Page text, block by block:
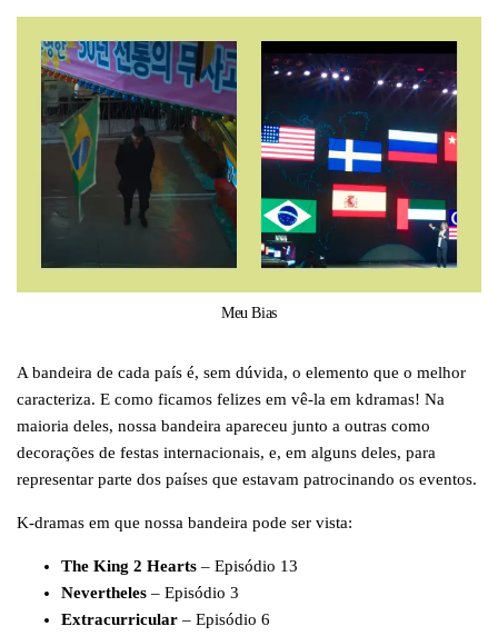
Meu Bias
A bandeira de cada país é, sem dúvida, o elemento que o melhor
caracteriza. E como ficamos felizes em vê-la em kdramas! Na
maioria deles, nossa bandeira apareceu junto a outras como
decorações de festas internacionais, e, em alguns deles, para
representar parte dos países que estavam patrocinando os eventos.
K-dramas em que nossa bandeira pode ser vista:
The King 2 Hearts – Episódio 13
Nevertheles – Episódio 3
Extracurricular – Episódio 6